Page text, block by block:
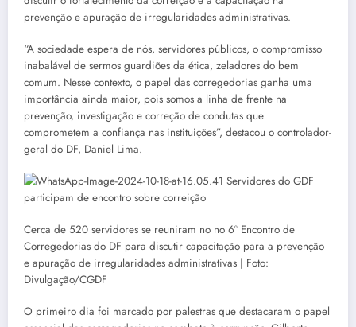
prevenção e apuração de irregularidades administrativas.
“A sociedade espera de nós, servidores públicos, o compromisso
inabalável de sermos guardiões da ética, zeladores do bem
comum. Nesse contexto, o papel das corregedorias ganha uma
importância ainda maior, pois somos a linha de frente na
prevenção, investigação e correção de condutas que
comprometem a confiança nas instituições”, destacou o controlador-
geral do DF, Daniel Lima.
Cerca de 520 servidores se reuniram no no 6º Encontro de
Corregedorias do DF para discutir capacitação para a prevenção
e apuração de irregularidades administrativas | Foto:
Divulgação/CGDF
O primeiro dia foi marcado por palestras que destacaram o papel